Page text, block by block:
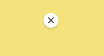
關閉特別通告